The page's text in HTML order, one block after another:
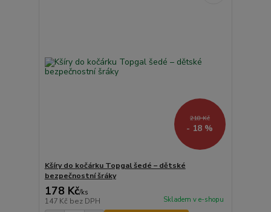
218 Kč
- 18 %
Kšíry do kočárku Topgal šedé – dětské
bezpečnostní šráky
178 Kč/ks
147 Kč bez DPH Skladem v e-shopu